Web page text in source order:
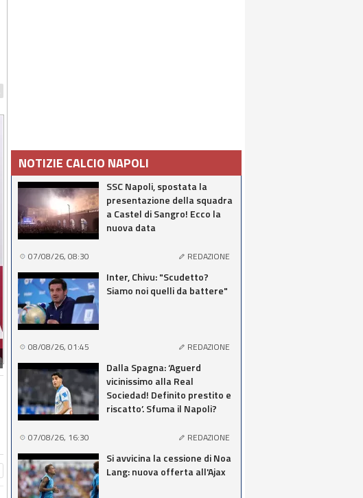
NOTIZIE CALCIO NAPOLI
SSC Napoli, spostata la
presentazione della squadra
a Castel di Sangro! Ecco la
nuova data
07/08/26, 08:30 REDAZIONE
Inter, Chivu: "Scudetto?
Siamo noi quelli da battere"
08/08/26, 01:45 REDAZIONE
Dalla Spagna: ‘Aguerd
vicinissimo alla Real
Sociedad! Definito prestito e
riscatto’. Sfuma il Napoli?
07/08/26, 16:30 REDAZIONE
Si avvicina la cessione di Noa
Lang: nuova offerta all'Ajax